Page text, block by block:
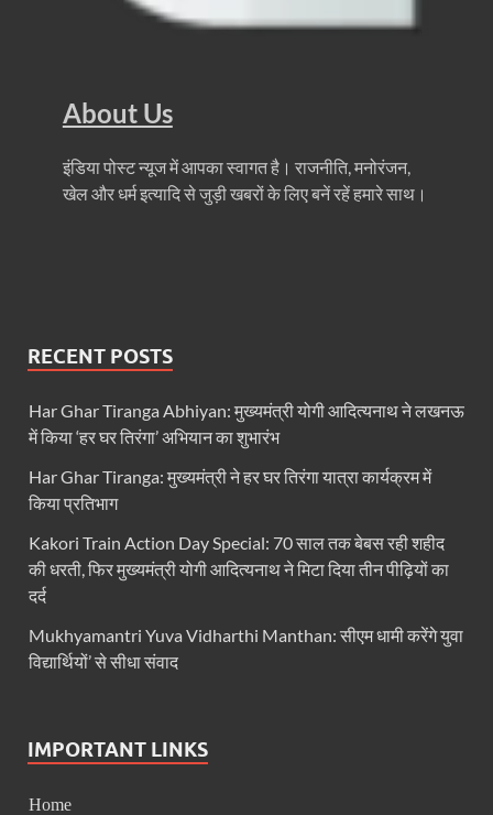
धरती का स्वास्थ्य सही रहेगा तभी बची रहेगी सृष्टिः योगी
Kashi Tamil Sangamm: भारत सरकार भाषाई
Bastar Mobile Network: बस्तर के कोंडापल्ली में पहली
Air Fare Issue: इंडिगो संकट के बीच बढ़े हुए हवाई किराए
MP CP Joshi Meeting With Mandaviya: सांसद
Lok Sabha 5G Service: चित्तौडगढ़ सांसद सीपी जोशी ने
About Us
इंडिया पोस्ट न्यूज में आपका स्वागत है। राजनीति, मनोरंजन,
खेल और धर्म इत्यादि से जुड़ी खबरों के लिए बनें रहें हमारे साथ।
RECENT POSTS
Har Ghar Tiranga Abhiyan: मुख्यमंत्री योगी आदित्यनाथ ने लखनऊ
में किया ‘हर घर तिरंगा’ अभियान का शुभारंभ
Har Ghar Tiranga: मुख्यमंत्री ने हर घर तिरंगा यात्रा कार्यक्रम में
किया प्रतिभाग
Kakori Train Action Day Special: 70 साल तक बेबस रही शहीद
की धरती, फिर मुख्यमंत्री योगी आदित्यनाथ ने मिटा दिया तीन पीढ़ियों का
दर्द
Mukhyamantri Yuva Vidharthi Manthan: सीएम धामी करेंगे युवा
विद्यार्थियों’ से सीधा संवाद
IMPORTANT LINKS
Home